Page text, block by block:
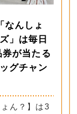
なんしょ
」は毎日
が当たる
グチャン
ん？】は3